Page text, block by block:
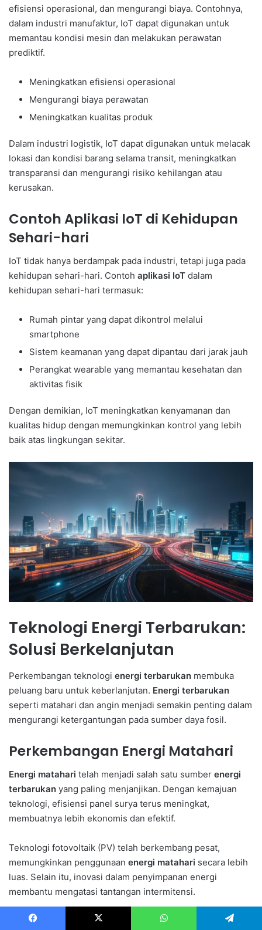
efisiensi operasional, dan mengurangi biaya. Contohnya,
dalam industri manufaktur, IoT dapat digunakan untuk
memantau kondisi mesin dan melakukan perawatan
prediktif.
Meningkatkan efisiensi operasional
Mengurangi biaya perawatan
Meningkatkan kualitas produk
Dalam industri logistik, IoT dapat digunakan untuk melacak
lokasi dan kondisi barang selama transit, meningkatkan
transparansi dan mengurangi risiko kehilangan atau
kerusakan.
Contoh Aplikasi IoT di Kehidupan
Sehari-hari
IoT tidak hanya berdampak pada industri, tetapi juga pada
kehidupan sehari-hari. Contoh aplikasi IoT dalam
kehidupan sehari-hari termasuk:
Rumah pintar yang dapat dikontrol melalui
smartphone
Sistem keamanan yang dapat dipantau dari jarak jauh
Perangkat wearable yang memantau kesehatan dan
aktivitas fisik
Dengan demikian, IoT meningkatkan kenyamanan dan
kualitas hidup dengan memungkinkan kontrol yang lebih
baik atas lingkungan sekitar.
Teknologi Energi Terbarukan:
Solusi Berkelanjutan
Perkembangan teknologi energi terbarukan membuka
peluang baru untuk keberlanjutan. Energi terbarukan
seperti matahari dan angin menjadi semakin penting dalam
mengurangi ketergantungan pada sumber daya fosil.
Perkembangan Energi Matahari
Energi matahari telah menjadi salah satu sumber energi
terbarukan yang paling menjanjikan. Dengan kemajuan
teknologi, efisiensi panel surya terus meningkat,
membuatnya lebih ekonomis dan efektif.
Teknologi fotovoltaik (PV) telah berkembang pesat,
memungkinkan penggunaan energi matahari secara lebih
luas. Selain itu, inovasi dalam penyimpanan energi
membantu mengatasi tantangan intermitensi.
Energi Angin dan Dampaknya